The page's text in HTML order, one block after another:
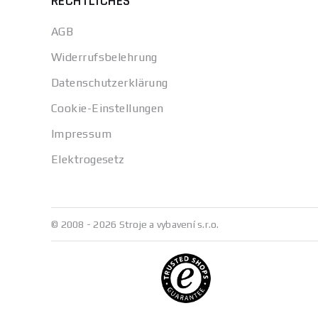
Bearbeitung von
Materialabtrag
bis 260 mm,
Bei
und 110 dB
AGB
Widerrufsbelehrung
Datenschutzerklärung
Cookie-Einstellungen
Impressum
Elektrogesetz
© 2008 - 2026 Stroje a vybavení s.r.o.